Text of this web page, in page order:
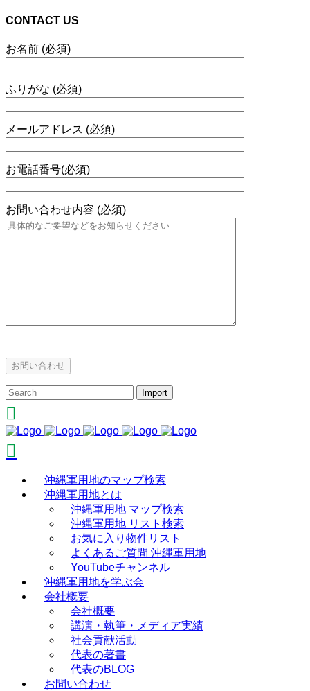
CONTACT US
お名前 (必須)
ふりがな (必須)
メールアドレス (必須)
お電話番号(必須)
お問い合わせ内容 (必須)
沖縄軍用地のマップ検索
沖縄軍用地とは
沖縄軍用地 マップ検索
沖縄軍用地 リスト検索
お気に入り物件リスト
よくあるご質問 沖縄軍用地
YouTubeチャンネル
沖縄軍用地を学ぶ会
会社概要
会社概要
講演・執筆・メディア実績
社会貢献活動
代表の著書
代表のBLOG
お問い合わせ